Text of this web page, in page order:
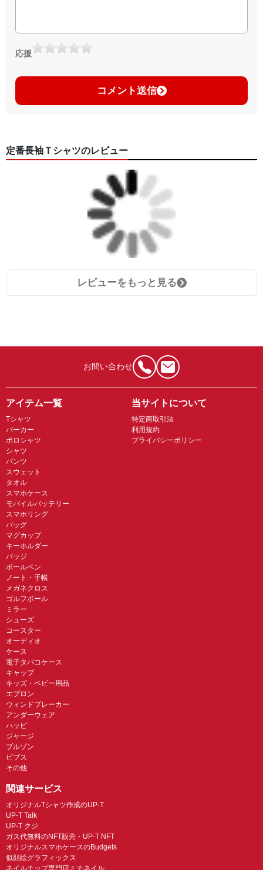
応援
コメント送信
定番長袖Ｔシャツのレビュー
レビューをもっと見る
お問い合わせ
アイテム一覧
Tシャツ
パーカー
ポロシャツ
シャツ
パンツ
スウェット
タオル
スマホケース
モバイルバッテリー
スマホリング
バッグ
マグカップ
キーホルダー
バッジ
ボールペン
ノート・手帳
メガネクロス
ゴルフボール
ミラー
シューズ
コースター
オーディオ
ケース
電子タバコケース
キャップ
キッズ・ベビー用品
エプロン
ウィンドブレーカー
アンダーウェア
ハッピ
ジャージ
ブルゾン
ビブス
その他
当サイトについて
特定商取引法
利用規約
プライバシーポリシー
関連サービス
オリジナルTシャツ作成のUP-T
UP-T Talk
UP-T クジ
ガス代無料のNFT販売・UP-T NFT
オリジナルスマホケースのBudgets
似顔絵グラフィックス
ネイルチップ専門店ミチネイル